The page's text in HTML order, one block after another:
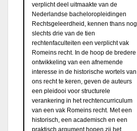
verplicht deel uitmaakte van de
Nederlandse bacheloropleidingen
Rechtsgeleerdheid, kennen thans nog
slechts drie van de tien
rechtenfaculteiten een verplicht vak
Romeins recht. In de hoop de bredere
ontwikkeling van een afnemende
interesse in de historische wortels van
ons recht te keren, geven de auteurs
een pleidooi voor structurele
verankering in het rechtencurriculum
van een vak Romeins recht. Met een
historisch, een academisch en een
praktisch argument hopen zij het